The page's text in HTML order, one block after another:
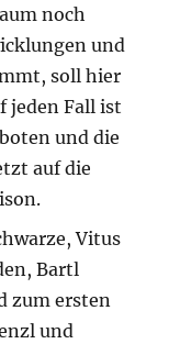
noch
und
soll hier
jeden Fall ist
und die
auf die
Vitus
Bartl
zum ersten
und